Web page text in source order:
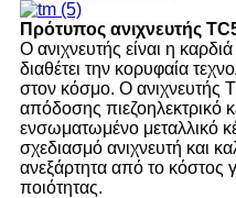
Πρότυπος ανιχνευτής
Ο ανιχνευτής είναι η
διαθέτει την κορυφαία
στον κόσμο. Ο ανιχνευτής
απόδοσης πιεζοηλεκτρικό
ενσωματωμένο μεταλλικό
σχεδιασμό ανιχνευτή και
ανεξάρτητα από το κόστος
ποιότητας.